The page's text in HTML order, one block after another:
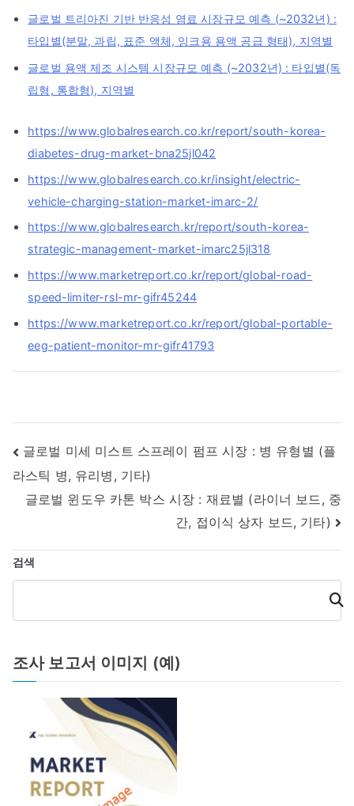
글로벌 트리아진 기반 반응성 염료 시장규모 예측 (~2032년) :
타입별(분말, 과립, 표준 액체, 잉크용 용액 공급 형태), 지역별
글로벌 용액 제조 시스템 시장규모 예측 (~2032년) : 타입별(독
립형, 통합형), 지역별
https://www.globalresearch.co.kr/report/south-korea-
diabetes-drug-market-bna25jl042
https://www.globalresearch.co.kr/insight/electric-
vehicle-charging-station-market-imarc-2/
https://www.globalresearch.kr/report/south-korea-
strategic-management-market-imarc25jl318
https://www.marketreport.co.kr/report/global-road-
speed-limiter-rsl-mr-gifr45244
https://www.marketreport.co.kr/report/global-portable-
eeg-patient-monitor-mr-gifr41793
글
내
게
이
션
글로벌 미세 미스트 스프레이 펌프 시장 : 병 유형별 (플
라스틱 병, 유리병, 기타)
글로벌 윈도우 카톤 박스 시장 : 재료별 (라이너 보드, 중
간, 접이식 상자 보드, 기타)
검색
검
색
조사 보고서 이미지 (예)